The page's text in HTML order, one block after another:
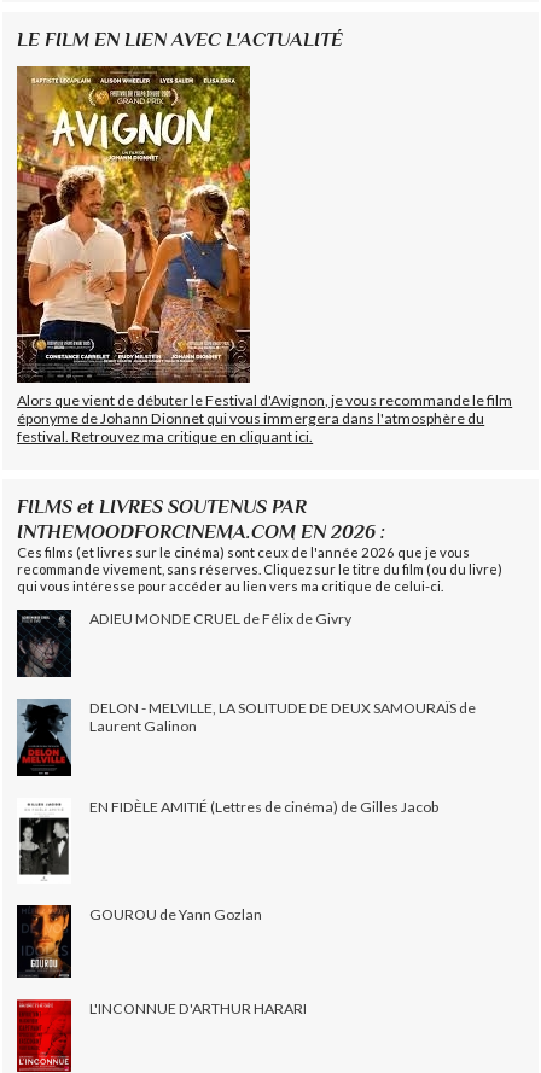
LE FILM EN LIEN AVEC L'ACTUALITÉ
Alors que vient de débuter le Festival d'Avignon, je vous recommande le film
éponyme de Johann Dionnet qui vous immergera dans l'atmosphère du
festival. Retrouvez ma critique en cliquant ici.
FILMS et LIVRES SOUTENUS PAR
INTHEMOODFORCINEMA.COM EN 2026 :
Ces films (et livres sur le cinéma) sont ceux de l'année 2026 que je vous
recommande vivement, sans réserves. Cliquez sur le titre du film (ou du livre)
qui vous intéresse pour accéder au lien vers ma critique de celui-ci.
ADIEU MONDE CRUEL de Félix de Givry
DELON - MELVILLE, LA SOLITUDE DE DEUX SAMOURAÏS de
Laurent Galinon
EN FIDÈLE AMITIÉ (Lettres de cinéma) de Gilles Jacob
GOUROU de Yann Gozlan
L'INCONNUE D'ARTHUR HARARI